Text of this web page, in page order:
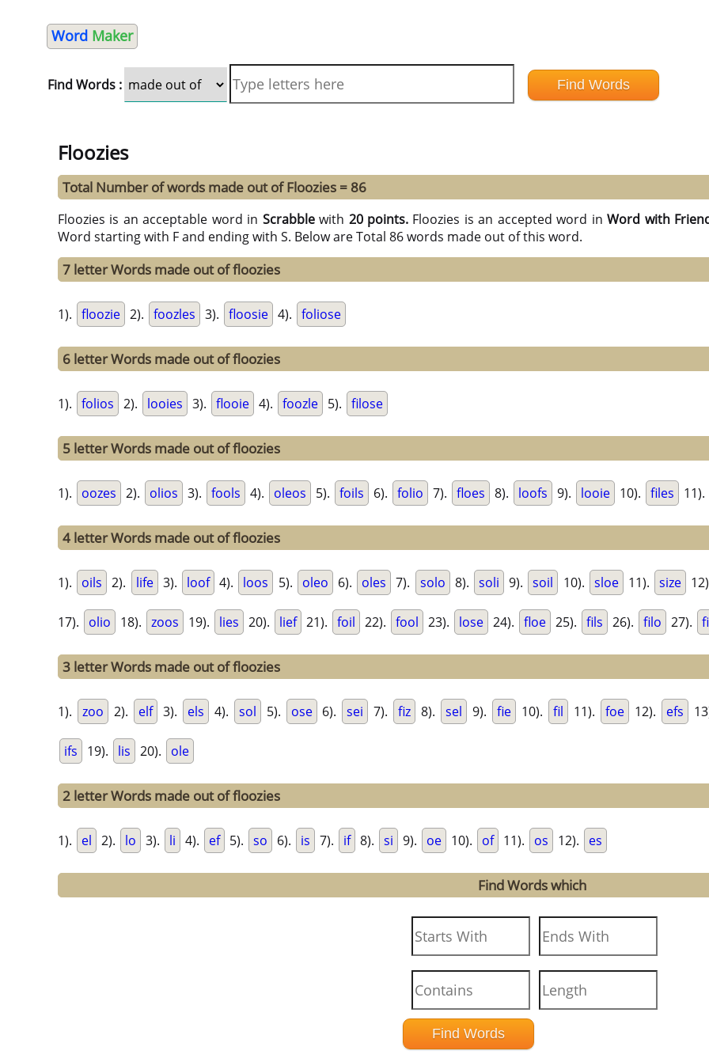
Word Maker
Find Words :
Floozies
Total Number of words made out of Floozies = 86
Floozies is an acceptable word in Scrabblewith 20 points. Floozies is an accepted word inWord with
Word starting with F and ending with S. Below are Total 86 words made out of this word.
7 letter Words made out of floozies
1). floozie 2). foozles 3). floosie 4). foliose
6 letter Words made out of floozies
1). folios 2). looies 3). flooie 4). foozle 5). filose
5 letter Words made out of floozies
1). oozes 2). olios 3). fools 4). oleos 5). foils 6). folio 7). floes 8). loofs 9). looie 10). files 11).
4 letter Words made out of floozies
1). oils 2). life 3). loof 4). loos 5). oleo 6). oles 7). solo 8). soli 9). soil 10). sloe 11). size
17). olio 18). zoos 19). lies 20). lief 21). foil 22). fool 23). lose 24). floe 25). fils 26). filo 27).
3 letter Words made out of floozies
1). zoo 2). elf 3). els 4). sol 5). ose 6). sei 7). fiz 8). sel 9). fie 10). fil 11). foe 12). efs
ifs 19). lis 20). ole
2 letter Words made out of floozies
1). el 2). lo 3). li 4). ef 5). so 6). is 7). if 8). si 9). oe 10). of 11). os 12). es
Find Words which